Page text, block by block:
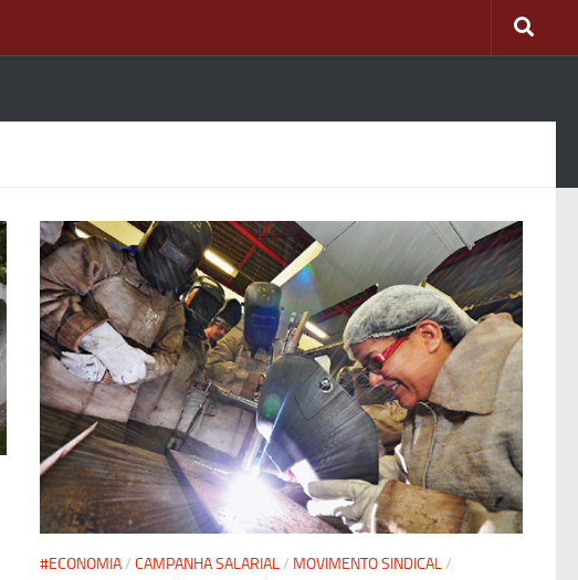
#ECONOMIA/ CAMPANHA SALARIAL/ MOVIMENTO SINDICAL/